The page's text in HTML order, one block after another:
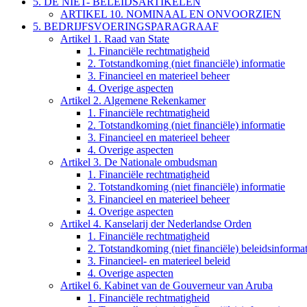
ARTIKEL 10. NOMINAAL EN ONVOORZIEN
5. BEDRIJFSVOERINGSPARAGRAAF
Artikel 1. Raad van State
1. Financiële rechtmatigheid
2. Totstandkoming (niet financiële) informatie
3. Financieel en materieel beheer
4. Overige aspecten
Artikel 2. Algemene Rekenkamer
1. Financiële rechtmatigheid
2. Totstandkoming (niet financiële) informatie
3. Financieel en materieel beheer
4. Overige aspecten
Artikel 3. De Nationale ombudsman
1. Financiële rechtmatigheid
2. Totstandkoming (niet financiële) informatie
3. Financieel en materieel beheer
4. Overige aspecten
Artikel 4. Kanselarij der Nederlandse Orden
1. Financiële rechtmatigheid
2. Totstandkoming (niet financiële)
3. Financieel- en materieel beleid
4. Overige aspecten
Artikel 6. Kabinet van de Gouverneur van Aruba
1. Financiële rechtmatigheid